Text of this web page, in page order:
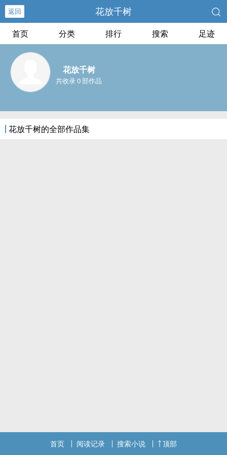
返回 花放千树
首页 分类 排行 搜索 足迹
花放千树
共收录 0 部作品
花放千树的全部作品集
首页 阅读记录 搜索小说 顶部